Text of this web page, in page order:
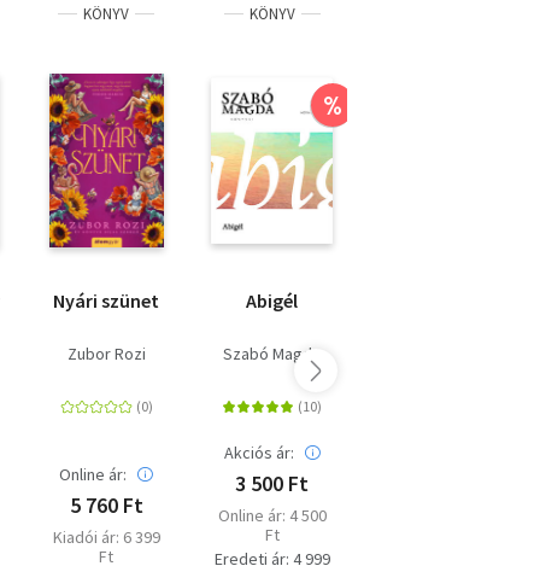
KÖNYV
Nyári szünet
Zubor Rozi
Online ár:
5 760 Ft
Kiadói ár: 6 399
Ft
KÖNYV
%
Abigél
Szabó Magda
Akciós ár:
3 500 Ft
Online ár: 4 500
Ft
Eredeti ár: 4 999